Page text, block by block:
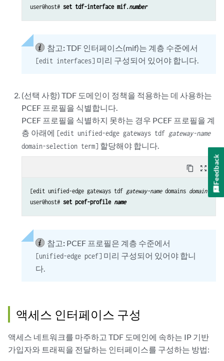
user@host# set tdf-interface mif.number
참고:TDF 인터페이스(mif)는 계층 수준에서
[edit interfaces] 미리 구성되어 있어야 합니다.
(선택 사항) TDF 도메인이 정책을 적용하는 데 사용하는
PCEF 프로필을 식별합니다.
PCEF 프로필을 식별하지 못하는 경우 PCEF 프로필을 계
층 아래에 [edit unified-edge gateways tdf gateway-name
domain-selection term] 할당해야 합니다.
content_copy zoom_out_map
[edit unified-edge gateways tdf gateway-name domains domain-name
user@host# set pcef-profile name
참고: PCEF 프로필은 계층 수준에서
[unified-edge pcef] 미리 구성되어 있어야 합니
다.
액세스 인터페이스 구성
액세스 네트워크를 마주하고 TDF 도메인에 속하는 IP 기반
가입자와 트래픽을 전달하는 인터페이스를 구성하는 방법:
Feedback